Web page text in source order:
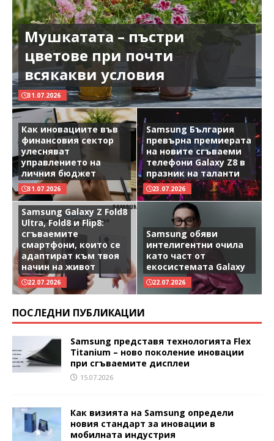
Мушкатата – пъстри
цветове при почти
всякакви условия
31.07.2026
Как иновациите във
финансовия сектор
улесняват
управлението на
личния бюджет
31.07.2026
Samsung България
превърна премиерата
на новите сгъваеми
телефони Galaxy Z8 в
празник на таланти
23.07.2026
Samsung Galaxy Z Fold8
Ultra, Fold8 и Flip8:
сгъваемите
смартфони, които се
адаптират към твоя
начин на живот
22.07.2026
Samsung обяви
интелигентни очила
като част от
екосистемата Galaxy
22.07.2026
ПОСЛЕДНИ ПУБЛИКАЦИИ
Samsung представя технологията Flex
Titanium – ново поколение иновации
при сгъваемите дисплеи
15.07.2026
Как визията на Samsung определи
новия стандарт за иновации в
мобилната индустрия